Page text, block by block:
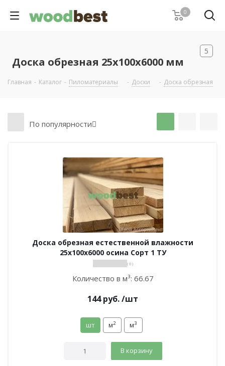
0
Доска обрезная 25х100х6000 мм
5
Главная - Каталог - Пиломатериалы - Доски - Доска обрезная
По популярности
Доска обрезная естественной влажности
25х100х6000 осина Сорт 1 ТУ
( 0 )
Количество в м³: 66.67
144руб./шт
шт м2 м3
В корзину